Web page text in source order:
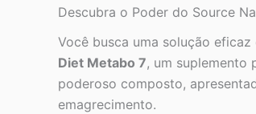
Descubra o Poder do Source
Você busca uma solução
Diet Metabo 7, um suplemento
poderoso composto,
emagrecimento.